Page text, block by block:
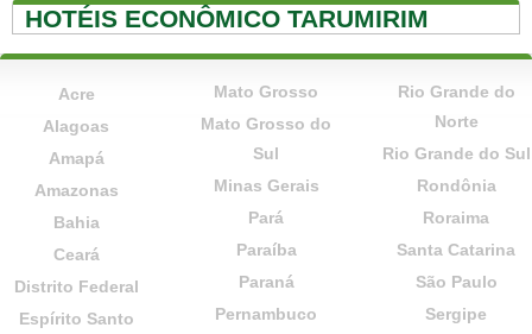
HOTÉIS ECONÔMICO TARUMIRIM
Acre
Alagoas
Amapá
Amazonas
Bahia
Ceará
Distrito Federal
Espírito Santo
Mato Grosso
Mato Grosso do
Sul
Minas Gerais
Pará
Paraíba
Paraná
Pernambuco
Rio Grande do
Norte
Rio Grande do Sul
Rondônia
Roraima
Santa Catarina
São Paulo
Sergipe